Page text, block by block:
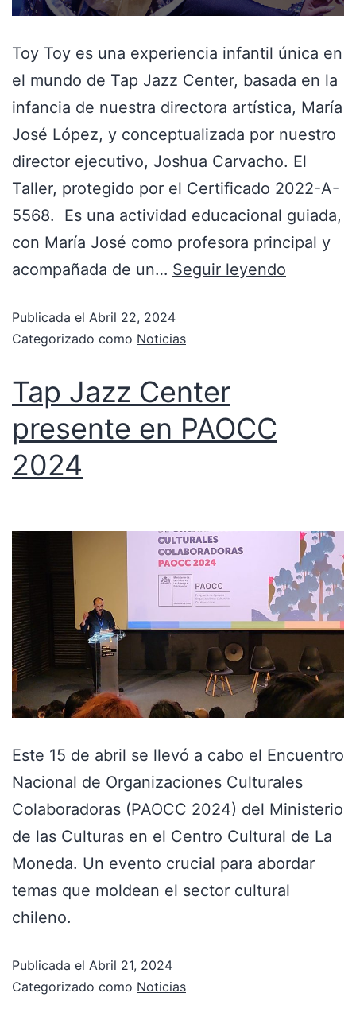
Toy Toy es una experiencia infantil única en
el mundo de Tap Jazz Center, basada en la
infancia de nuestra directora artística, María
José López, y conceptualizada por nuestro
director ejecutivo, Joshua Carvacho. El
Taller, protegido por el Certificado 2022-A-
5568. Es una actividad educacional guiada,
con María José como profesora principal y
acompañada de un… Seguir leyendo
Publicada el Abril 22, 2024
Categorizado como Noticias
Tap Jazz Center
presente en PAOCC
2024
Este 15 de abril se llevó a cabo el Encuentro
Nacional de Organizaciones Culturales
Colaboradoras (PAOCC 2024) del Ministerio
de las Culturas en el Centro Cultural de La
Moneda. Un evento crucial para abordar
temas que moldean el sector cultural
chileno.
Publicada el Abril 21, 2024
Categorizado como Noticias